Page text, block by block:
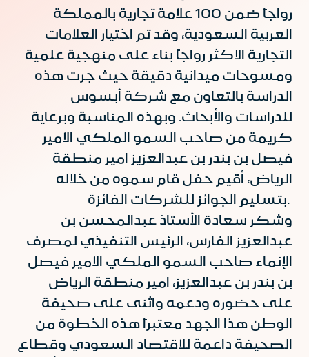
رواجاً ضمن 100 علامة تجارية بالمملكة
العربية السعودية، وقد تم اختيار العلامات
التجارية الاكثر رواجاً بناء على منهجية علمية
ومسوحات ميدانية دقيقة حيث جرت هذه
الدراسة بالتعاون مع شركة أبسوس
للدراسات والأبحاث. وبهذه المناسبة وبرعاية
كريمة من صاحب السمو الملكي الامير
فيصل بن بندر بن عبدالعزيز امير منطقة
الرياض، أقيم حفل قام سموه من خلاله
بتسليم الجوائز للشركات الفائزة.
وشكر سعادة الأستاذ عبدالمحسن بن
عبدالعزيز الفارس، الرئيس التنفيذي لمصرف
الإنماء صاحب السمو الملكي الامير فيصل
بن بندر بن عبدالعزيز، امير منطقة الرياض
على حضوره ودعمه واثنى على صحيفة
الوطن هذا الجهد معتبراً هذه الخطوة من
الصحيفة داعمة للاقتصاد السعودي وقطاع